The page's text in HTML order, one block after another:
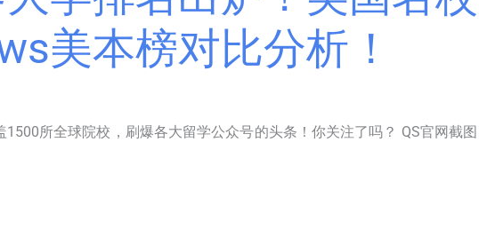
美本榜对比分析！
所全球院校，刷爆各大留学公众号的头条！你关注了吗？ QS官网截图